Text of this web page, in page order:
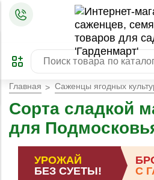
ПРЕДЗАКАЗ
ЗАБРОНИРОВАТЬ
ЛУЧШЕЕ
Главная Саженцы ягодных
Сорта сладкой
для
УРОЖАЙ
БЕЗ СУЕТЫ!
С